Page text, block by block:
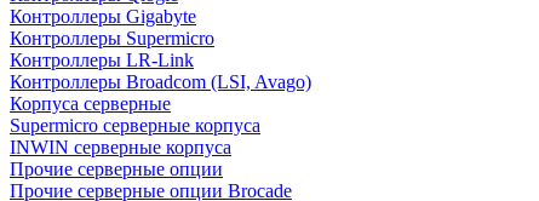
Контроллеры Gigabyte
Контроллеры Supermicro
Контроллеры LR-Link
Контроллеры Broadcom (LSI, Avago)
Корпуса серверные
Supermicro серверные корпуса
INWIN серверные корпуса
Прочие серверные опции
Прочие серверные опции Brocade